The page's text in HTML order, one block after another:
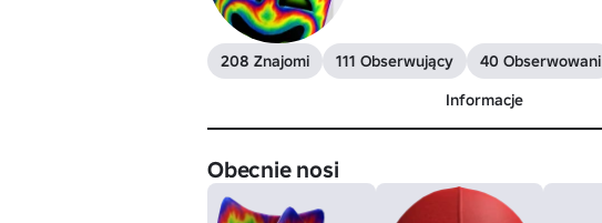
208 Znajomi 111 Obserwujący
40 Obserwowani
Informacje
Obecnie nosi